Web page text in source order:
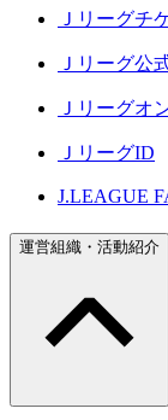
Ｊリーグチ
Ｊリーグ公
Ｊリーグオ
ＪリーグID
J.LEAGUE
運営組織・活動紹介